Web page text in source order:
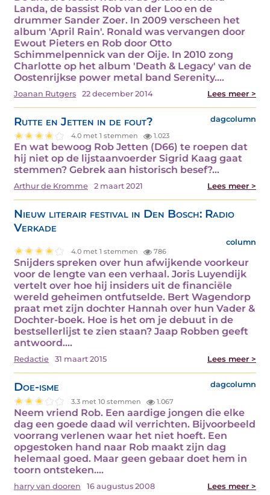
Landa, de bassist Rob van der Loo en de
drummer Sander Zoer. In 2009 verscheen het
album 'April Rain'. Ronald was vervangen door
Ewout Pieters en Rob door Otto
Schimmelpennick van der Oije. In 2010 zong
Charlotte op het album 'Death & Legacy' van de
Oostenrijkse power metal band Serenity.…
Joanan Rutgers 22 december 2014 Lees meer >
Rutte en Jetten in de fout? dagcolumn
4.0 met 1 stemmen 1.023
En wat bewoog Rob Jetten (D66) te roepen dat
hij niet op de lijstaanvoerder Sigrid Kaag gaat
stemmen? Gebrek aan historisch besef?…
Arthur de Kromme 2 maart 2021 Lees meer >
Nieuw literair festival in Den Bosch: Radio
Verkade
column
4.0 met 1 stemmen 786
Snijders spreken over hun afwijkende voorkeur
voor de lengte van een verhaal. Joris Luyendijk
vertelt over hoe hij insiders uit de financiële
wereld geheimen ontfutselde. Bert Wagendorp
praat met zijn dochter Hannah over hun Vader &
Dochter-boek. Hoe is het om je debuut in de
bestsellerlijst te zien staan? Jaap Robben geeft
antwoord.…
Redactie 31 maart 2015 Lees meer >
Doe-isme dagcolumn
3.3 met 10 stemmen 1.067
Neem vriend Rob. Een aardige jongen die elke
dag een goede daad wil verrichten. Bijvoorbeeld
voorrang verlenen waar het niet hoeft. Een
opgestoken hand naar Rob maakt zijn dag
helemaal goed. Maar geen gebaar doet hem in
toorn ontsteken.…
harry van dooren 16 augustus 2008 Lees meer >